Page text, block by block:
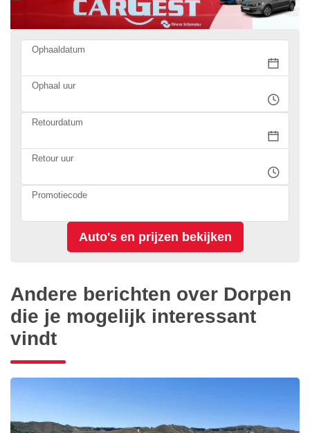
Ophaaldatum
Ophaal uur
Retourdatum
Retour uur
Promotiecode
Andere berichten over Dorpen
die je mogelijk interessant
vindt